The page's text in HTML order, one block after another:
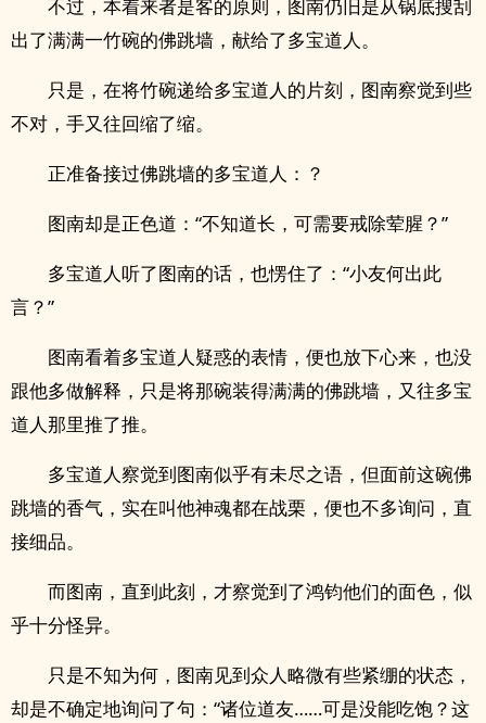
不过，本着来者是客的原则，图南仍旧是从锅底搜刮
出了满满一竹碗的佛跳墙，献给了多宝道人。
只是，在将竹碗递给多宝道人的片刻，图南察觉到些
不对，手又往回缩了缩。
正准备接过佛跳墙的多宝道人：？
图南却是正色道：“不知道长，可需要戒除荤腥？”
多宝道人听了图南的话，也愣住了：“小友何出此
言？”
图南看着多宝道人疑惑的表情，便也放下心来，也没
跟他多做解释，只是将那碗装得满满的佛跳墙，又往多宝
道人那里推了推。
多宝道人察觉到图南似乎有未尽之语，但面前这碗佛
跳墙的香气，实在叫他神魂都在战栗，便也不多询问，直
接细品。
而图南，直到此刻，才察觉到了鸿钧他们的面色，似
乎十分怪异。
只是不知为何，图南见到众人略微有些紧绷的状态，
却是不确定地询问了句：“诸位道友……可是没能吃饱？这